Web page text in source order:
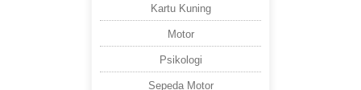
Kartu Kuning
Motor
Psikologi
Sepeda Motor